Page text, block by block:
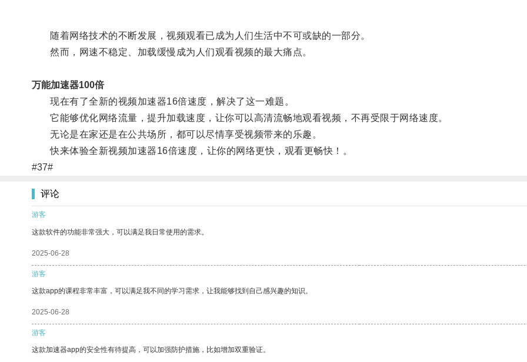
随着网络技术的不断发展，视频观看已成为人们生活中不可或缺的一部分。
然而，网速不稳定、加载缓慢成为人们观看视频的最大痛点。
万能加速器100倍
现在有了全新的视频加速器16倍速度，解决了这一难题。
它能够优化网络流量，提升加载速度，让你可以高清流畅地观看视频，不再受限于网络速度。
无论是在家还是在公共场所，都可以尽情享受视频带来的乐趣。
快来体验全新视频加速器16倍速度，让你的网络更快，观看更畅快！。
#37#
评论
游客
这款软件的功能非常强大，可以满足我日常使用的需求。
2025-06-28
游客
这款app的课程非常丰富，可以满足我不同的学习需求，让我能够找到自己感兴趣的知识。
2025-06-28
游客
这款加速器app的安全性有待提高，可以加强防护措施，比如增加双重验证。